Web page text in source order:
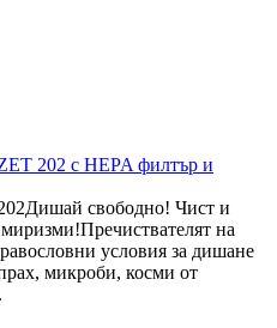
202 с HEPA филтър и
свободно! Чист и
на
условия за дишане
микроби, косми от